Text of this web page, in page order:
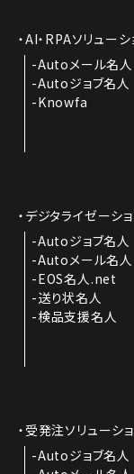
AI・RPAソリューシ
Autoメール名人
Autoジョブ名人
Knowfa
デジタライゼーシ
Autoジョブ名人
Autoメール名人
EOS名人.net
送り状名人
検品支援名人
受発注ソリューシ
Autoジョブ名人